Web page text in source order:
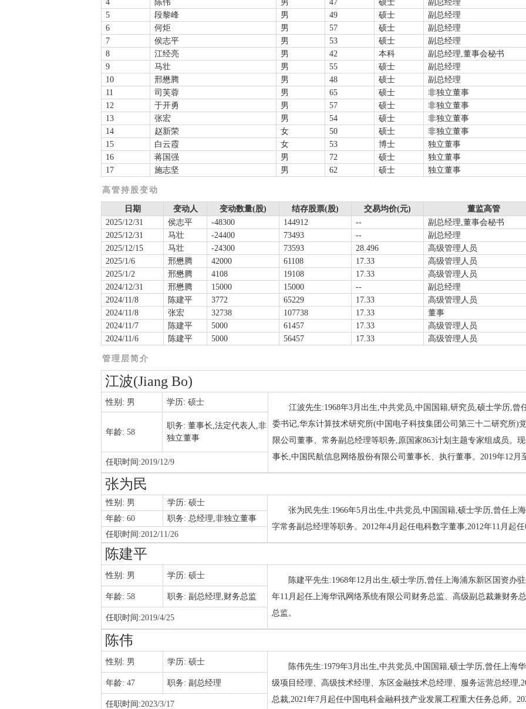
4
陈伟 男 47 硕士
副总经理
5
段黎峰 男 49 硕士
副总经理
6
何炬 男 57 硕士
副总经理
7
侯志平 男 53 硕士
副总经理
8
江经亮 男 42 本科
副总经理,董事会秘书
9
马壮 男 55 硕士
副总经理
10
邢懋腾 男 48 硕士
副总经理
11
司芙蓉 男 65 硕士
非独立董事
12
于开勇 男 57 硕士
非独立董事
13
张宏 男 54 硕士
非独立董事
14
赵新荣 女 50 硕士
非独立董事
15
白云霞 女 53 博士
独立董事
16
蒋国强 男 72 硕士
独立董事
17
施志坚 男 62 硕士 独立董事
高管持股变动
日期 变动人 变动数量(股) 结存股票(股) 交易均价(元)
董监高管
2025/12/31
侯志平 -48300 144912 --
副总经理,董事会秘书
2025/12/31
马壮 -24400 73493 --
副总经理
2025/12/15
马壮 -24300 73593 28.496
高级管理人员
2025/1/6
邢懋腾 42000 61108 17.33
高级管理人员
2025/1/2
邢懋腾 4108 19108 17.33
高级管理人员
2024/12/31
邢懋腾 15000 15000 --
副总经理
2024/11/8
陈建平 3772 65229 17.33
高级管理人员
2024/11/8
张宏 32738 107738 17.33
董事
2024/11/7
陈建平 5000 61457 17.33
高级管理人员
2024/11/6
陈建平 5000 56457 17.33 高级管理人员
管理层简介
江波(Jiang Bo)
性别: 男 学历: 硕士
江波先生:1968年3月出生,中共党员,中国国籍,研究员,硕士学历,
委书记,华东计算技术研究所(中国电子科技集团公司第三十二研究所)
限公司董事、常务副总经理等职务,原国家863计划主题专家组成员。
事长,中国民航信息网络股份有限公司董事长、执行董事。2019年12月
年龄: 58
职务: 董事长,法定代表人,非
独立董事
任职时间:2019/12/9
张为民
性别: 男 学历: 硕士
张为民先生:1966年5月出生,中共党员,中国国籍,硕士学历,曾任上
字常务副总经理等职务。2012年4月起任电科数字董事,2012年11月起
年龄: 60 职务: 总经理,非独立董事
任职时间:2012/11/26
陈建平
性别: 男 学历: 硕士
陈建平先生:1968年12月出生,硕士学历,曾任上海浦东新区国资办
年11月起任上海华讯网络系统有限公司财务总监、高级副总裁兼财务
总监。
年龄: 58 职务: 副总经理,财务总监
任职时间:2019/4/25
陈伟
性别: 男 学历: 硕士
陈伟先生:1979年3月出生,中共党员,中国国籍,硕士学历,曾任上海
级项目经理、高级技术经理、东区金融技术总经理、服务运营总经理
总裁,2021年7月起任中国电科金融科技产业发展工程重大任务总师。
年龄: 47 职务: 副总经理
任职时间:2023/3/17